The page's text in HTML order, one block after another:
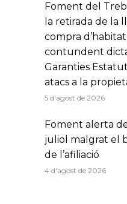
Foment del
la retirada de la
compra
contundent
Garanties
atacs a la
5 d'agost de 2026
Foment alerta
juliol malgrat el
de l’afiliació
4 d'agost de 2026